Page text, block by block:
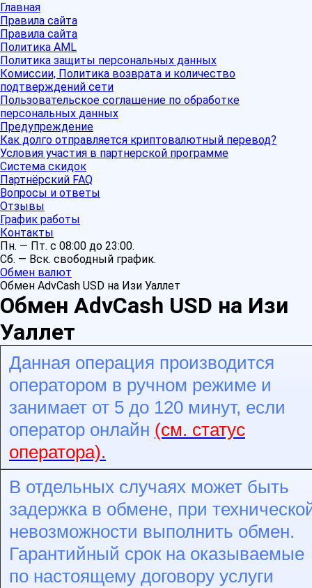
Главная
Правила сайта
Правила сайта
Политика AML
Политика защиты персональных данных
Комиссии, Политика возврата и количество
подтверждений сети
Пользовательское соглашение по обработке
персональных данных
Предупреждение
Как долго отправляется криптовалютный перевод?
Условия участия в партнерской программе
Система скидок
Партнёрский FAQ
Вопросы и ответы
Отзывы
График работы
Контакты
Пн. — Пт. с 08:00 до 23:00.
Сб. — Вск. свободный график.
Обмен валют
Обмен AdvCash USD на Изи Уаллет
Обмен AdvCash USD на Изи
Уаллет
Данная операция производится
оператором в ручном режиме и
занимает от 5 до 120 минут, если
оператор онлайн (см. статус
оператора).
В отдельных случаях может быть
задержка в обмене, при
невозможности выполнить обмен.
Гарантийный срок на оказываемые
по настоящему договору услуги